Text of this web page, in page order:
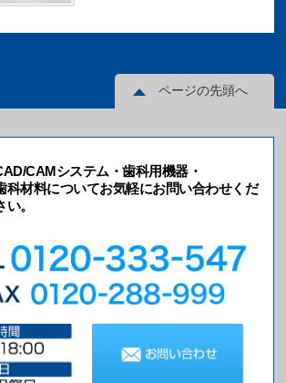
ページの先頭へ
CAMシステム・歯科用機器・
科材料についてお気軽にお問い合わせくだ
い。